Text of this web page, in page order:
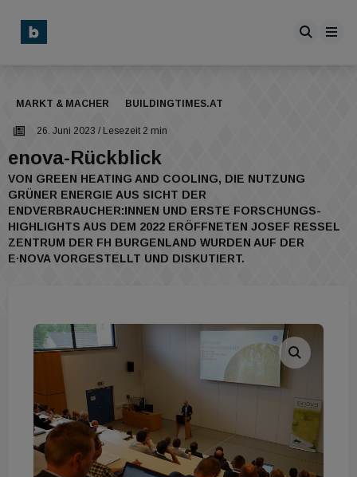
MARKT & MACHER BUILDINGTIMES.AT
26. Juni 2023 / Lesezeit 2 min
enova-Rückblick
VON GREEN HEATING AND COOLING, DIE NUTZUNG
GRÜNER ENERGIE AUS SICHT DER
ENDVERBRAUCHER:INNEN UND ERSTE FORSCHUNGS-
HIGHLIGHTS AUS DEM 2022 ERÖFFNETEN JOSEF RESSEL
ZENTRUM DER FH BURGENLAND WURDEN AUF DER
E∙NOVA VORGESTELLT UND DISKUTIERT.